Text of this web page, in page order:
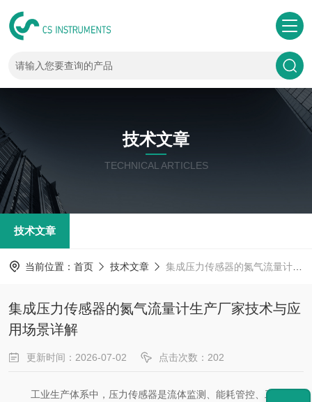
技术文章
TECHNICAL ARTICLES
技术文章
当前位置： 首页 技术文章 集成压力传感器的氮气流量计生产厂家技术与应用场景详解
集成压力传感器的氮气流量计生产厂家技术与应
用场景详解
更新时间：2026-07-02 点击次数：202
工业生产体系中，压力传感器是流体监测、能耗管控、工艺稳定